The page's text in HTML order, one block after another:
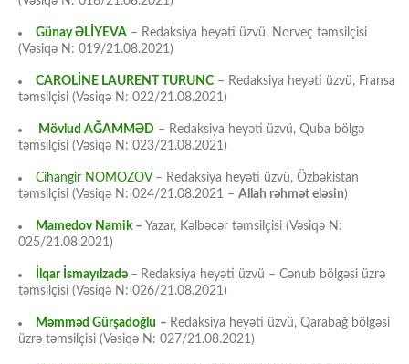
Günay ƏLİYEVA – Redaksiya heyəti üzvü, Norveç təmsilçisi
(Vəsiqə N: 019/21.08.2021)
CAROLİNE LAURENT TURUNC – Redaksiya heyəti üzvü, Fransa
təmsilçisi (Vəsiqə N: 022/21.08.2021)
Mövlud AĞAMMƏD – Redaksiya heyəti üzvü, Quba bölgə
təmsilçisi (Vəsiqə N: 023/21.08.2021)
Cihangir NOMOZOV– Redaksiya heyəti üzvü, Özbəkistan
təmsilçisi (Vəsiqə N: 024/21.08.2021 – Allah rəhmət eləsin)
Mamedov Namik– Yazar, Kəlbəcər təmsilçisi (Vəsiqə N:
025/21.08.2021)
İlqar İsmayılzadə – Redaksiya heyəti üzvü – Cənub bölgəsi üzrə
təmsilçisi (Vəsiqə N: 026/21.08.2021)
Məmməd Gürşadoğlu – Redaksiya heyəti üzvü, Qarabağ bölgəsi
üzrə təmsilçisi (Vəsiqə N: 027/21.08.2021)